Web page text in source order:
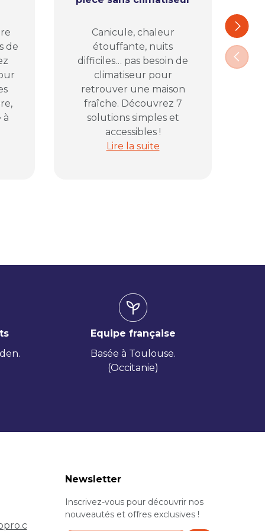
avant de fermer la maison
de
à
le jardin : comment bien éclairer sa terrasse sans
Canicule, chaleur
étouffante, nuits
difficiles… pas besoin de
climatiseur pour
retrouver une maison
fraîche. Découvrez 7
solutions simples et
accessibles !
Canicule à la maison : 7
Lire la suite
Suivant
Equipe française
Basée à Toulouse.
(Occitanie)
Newsletter
Inscrivez-vous pour découvrir nos
nouveautés et offres exclusives !